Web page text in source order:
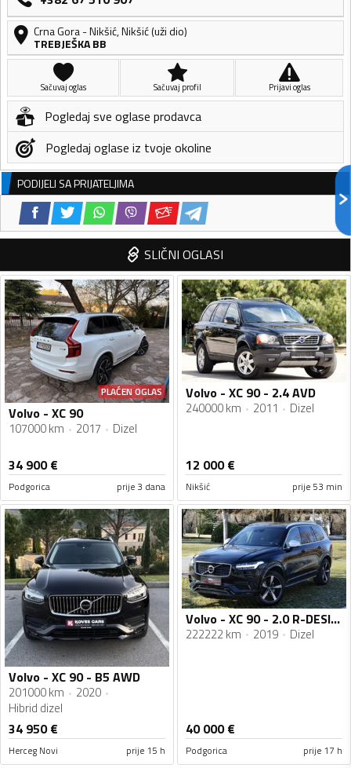
Crna Gora-Nikšić,Nikšić (uži dio)
TREBJEŠKA BB
Sačuvaj oglas Sačuvaj profil Prijavi oglas
Pogledaj sve oglase prodavca
Pogledaj oglase iz tvoje okoline
PODIJELI SA PRIJATELJIMA
SLIČNI OGLASI
PLAĆEN OGLAS
Volvo - XC 90
107000 km 2017 Dizel
34 900€
Podgorica prije 3 dana
Volvo - XC 90 - 2.4 AVD
240000 km 2011 Dizel
12 000€
Nikšić prije 53 min
Volvo - XC 90 - B5 AWD
201000 km
2020
Hibrid dizel
34 950€
Herceg Novi prije 15 h
Volvo - XC 90 - 2.0 R-DESIGN
222222 km 2019 Dizel
40 000€
Podgorica prije 17 h